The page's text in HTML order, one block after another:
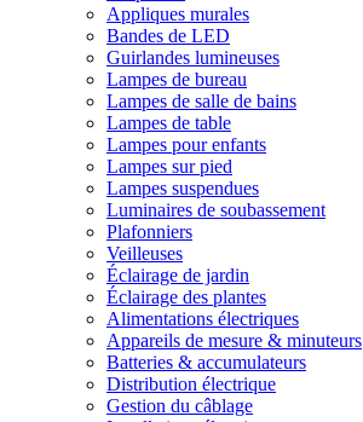
Appliques murales
Bandes de LED
Guirlandes lumineuses
Lampes de bureau
Lampes de salle de bains
Lampes de table
Lampes pour enfants
Lampes sur pied
Lampes suspendues
Luminaires de soubassement
Plafonniers
Veilleuses
Éclairage de jardin
Éclairage des plantes
Alimentations électriques
Appareils de mesure & minuteurs
Batteries & accumulateurs
Distribution électrique
Gestion du câblage